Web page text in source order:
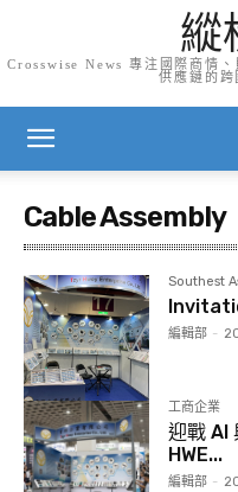
縱
Crosswise News 專注國際商情
供應鏈的跨
Cable Assembly
Southest
編輯部 -
工商企業
迎戰 AI
HWE...
編輯部 -